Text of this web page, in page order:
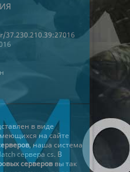
в виде
на сайте
, наша система
сервера cs. В
серверов вы так